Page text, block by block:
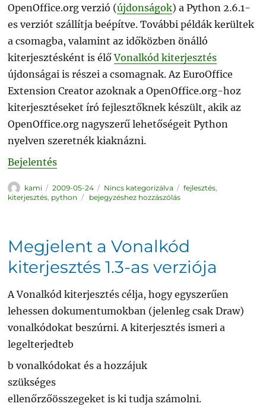
OpenOffice.org verzió (újdonságok) a Python 2.6.1-
es verziót szállítja beépítve. További példák kerültek
a csomagba, valamint az időközben önálló
kiterjesztésként is élőVonalkód kiterjesztés
újdonságai is részei a csomagnak. Az EuroOffice
Extension Creator azoknak a OpenOffice.org-hoz
kiterjesztéseket író fejlesztőknek készült, akik az
OpenOffice.org nagyszerű lehetőségeit Python
nyelven szeretnék kiaknázni.
Bejelentés
Szerző
kami Közzétéve
2009-05-24 Kategória
Nincs kategorizálva Címke
fejlesztés,
kiterjesztés, python
Megjelent
as
verziója
bejegyzéshez hozzászólás
Megjelent a Vonalkód
kiterjesztés 1.3-as verziója
A Vonalkód kiterjesztés célja, hogy egyszerűen
lehessen dokumentumokban (jelenleg csak Draw)
vonalkódokat beszúrni. A kiterjesztés ismeri a
legelterjedteb
b vonalkódokat és a hozzájuk
szükséges
ellenőrzőösszegeket is ki tudja számolni.